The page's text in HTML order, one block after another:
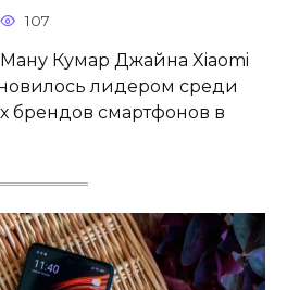
107
Кумар Джайна Xiaomi
лидером среди
брендов смартфонов в